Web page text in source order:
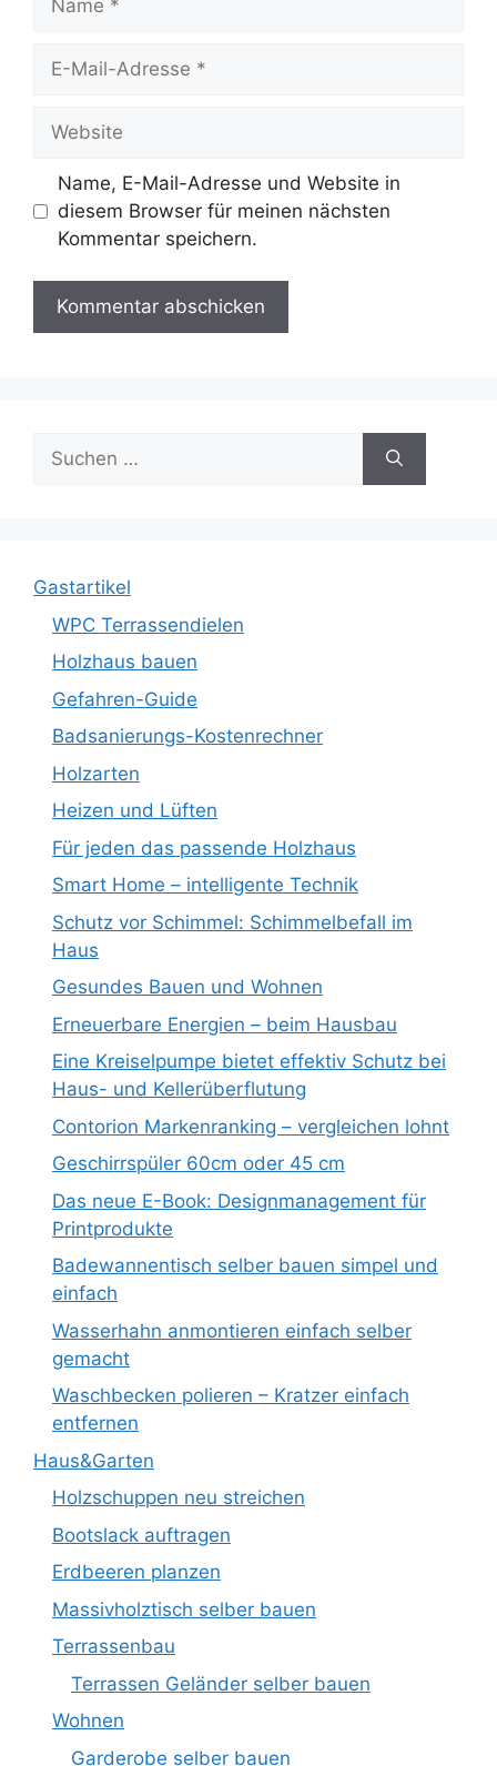
Mail-
Name, E-Mail-Adresse und Website in
diesem Browser für meinen nächsten
Kommentar speichern.
Suche
nach:
Gastartikel
WPC Terrassendielen
Holzhaus bauen
Gefahren-Guide
Badsanierungs-Kostenrechner
Holzarten
Heizen und Lüften
Für jeden das passende Holzhaus
Smart Home – intelligente Technik
Schutz vor Schimmel: Schimmelbefall im
Haus
Gesundes Bauen und Wohnen
Erneuerbare Energien – beim Hausbau
Eine Kreiselpumpe bietet effektiv Schutz bei
Haus- und Kellerüberflutung
Contorion Markenranking – vergleichen lohnt
Geschirrspüler 60cm oder 45 cm
Das neue E-Book: Designmanagement für
Printprodukte
Badewannentisch selber bauen simpel und
einfach
Wasserhahn anmontieren einfach selber
gemacht
Waschbecken polieren – Kratzer einfach
entfernen
Haus&Garten
Holzschuppen neu streichen
Bootslack auftragen
Erdbeeren planzen
Massivholztisch selber bauen
Terrassenbau
Terrassen Geländer selber bauen
Wohnen
Garderobe selber bauen